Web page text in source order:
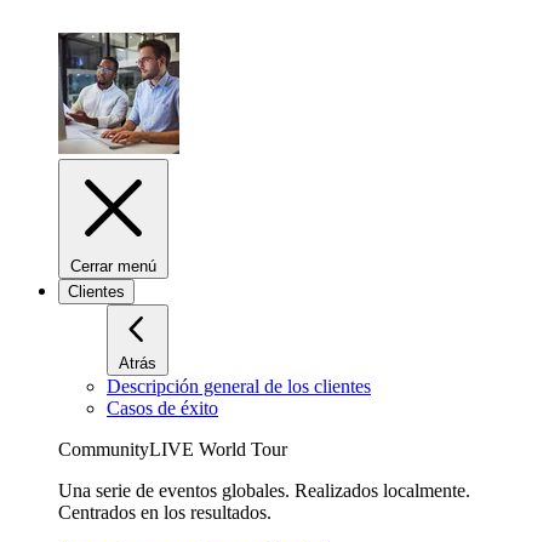
Cerrar menú
Clientes
Atrás
Descripción general de los clientes
Casos de éxito
CommunityLIVE World Tour
Una serie de eventos globales. Realizados localmente.
Centrados en los resultados.